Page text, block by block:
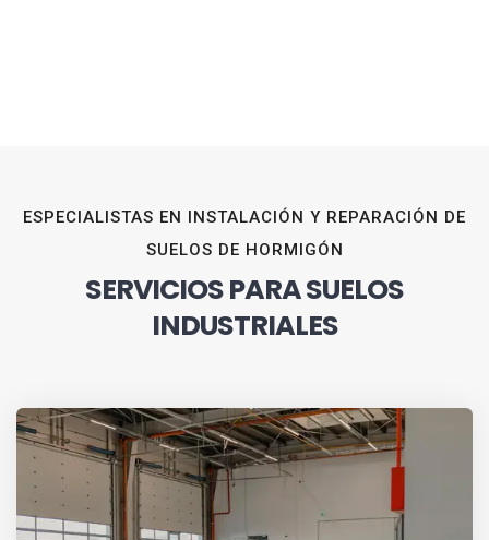
ESPECIALISTAS EN INSTALACIÓN Y REPARACIÓN DE
SUELOS DE HORMIGÓN
SERVICIOS PARA SUELOS
INDUSTRIALES